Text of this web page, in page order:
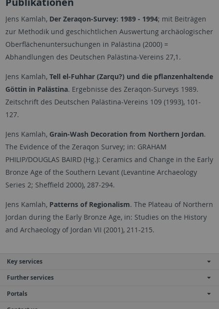
Jens Kamlah, Der Zeraqon-Survey: 1989 - 1994; mit Beiträgen
zur Methodik und geschichtlichen Auswertung archäologischer
Oberflächenuntersuchungen in Palästina (2000) =
Abhandlungen des Deutschen Palästina-Vereins 27,1.
Jens Kamlah, Tell el-Fuhhar (Zarqu?) und die pflanzenhaltende
Göttin in Palästina. Ergebnisse des Zeraqon-Surveys 1989.
Zeitschrift des Deutschen Palästina-Vereins 109 (1993), 101-
127.
Jens Kamlah, Grain-Wash Decoration from Northern Jordan.
The Evidence of the Zeraqon Survey; in: GRAHAM
PHILIP/DOUGLAS BAIRD (Hg.): Ceramics and Change in the Early
Bronze Age of the Southern Levant (Levantine Archaeology
Series 2; Sheffield 2000), 287-294.
Jens Kamlah, Patterns of Regionalism. The Plateau of Northern
Jordan during the Early Bronze Age, in: Studies on the History
and Archaeology of Jordan VII (2001), 211-215.
Key services
Further services
Portals